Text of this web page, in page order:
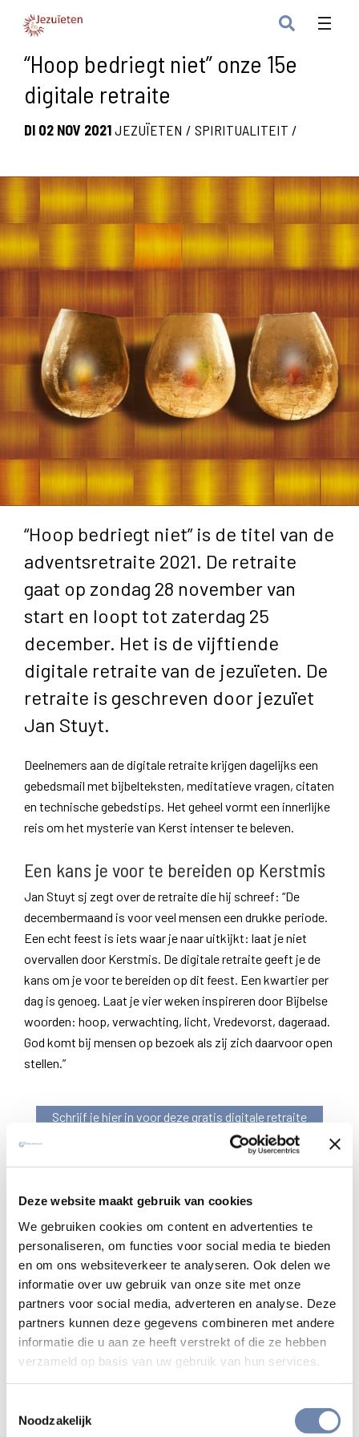
Deze website maakt gebruik van cookies
We gebruiken cookies om content en advertenties te
personaliseren, om functies voor social media te bieden
en om ons websiteverkeer te analyseren. Ook delen we
informatie over uw gebruik van onze site met onze
partners voor social media, adverteren en analyse. Deze
partners kunnen deze gegevens combineren met andere
informatie die u aan ze heeft verstrekt of die ze hebben
verzameld op basis van uw gebruik van hun services.
Noodzakelijk
“Hoop bedriegt niet” onze 15e
digitale retraite
DI 02 NOV 2021JEZUÏETEN / SPIRITUALITEIT /
“Hoop bedriegt niet” is de titel van de
adventsretraite 2021. De retraite
gaat op zondag 28 november van
start en loopt tot zaterdag 25
december. Het is de vijftiende
digitale retraite van de jezuïeten. De
retraite is geschreven door jezuïet
Jan Stuyt.
Deelnemers aan de digitale retraite krijgen dagelijks een
gebedsmail met bijbelteksten, meditatieve vragen, citaten
en technische gebedstips. Het geheel vormt een innerlijke
reis om het mysterie van Kerst intenser te beleven.
Een kans je voor te bereiden op Kerstmis
Jan Stuyt sj zegt over de retraite die hij schreef: “De
decembermaand is voor veel mensen een drukke periode.
Een echt feest is iets waar je naar uitkijkt: laat je niet
overvallen door Kerstmis. De digitale retraite geeft je de
kans om je voor te bereiden op dit feest. Een kwartier per
dag is genoeg. Laat je vier weken inspireren door Bijbelse
woorden: hoop, verwachting, licht, Vredevorst, dageraad.
God komt bij mensen op bezoek als zij zich daarvoor open
stellen.”
Schrijf je hier in voor deze gratis digitale retraite
Deelnemers over de vorige digitale
retraite:
“Ik heb in het openbaar vervoer in de stiltecoupé de
tijd genomen om de retraite te doen, omdat er thuis
veelal geen stilte is.”
“De afgelopen weken heb ik zo intens ervaren! De
retraite heeft me daarbij enorm geholpen. Ik voelde
me werkelijk gezien, aangekeken, elke dag.”
“Dank voor deze reis die ik samen met jullie mocht
wat er is. Nu die wereld in – wetend wat mijn basis